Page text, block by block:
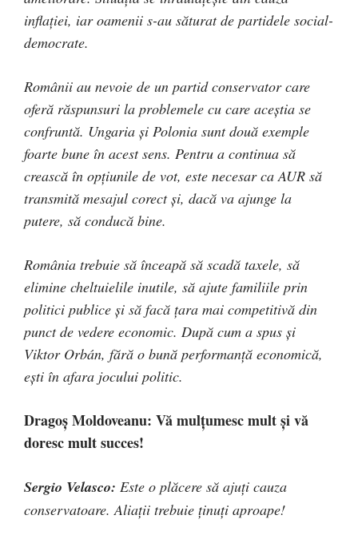
inflației, iar oamenii s-au săturat de partidele social-
democrate.
Românii au nevoie de un partid conservator care
oferă răspunsuri la problemele cu care aceștia se
confruntă. Ungaria și Polonia sunt două exemple
foarte bune în acest sens. Pentru a continua să
crească în opțiunile de vot, este necesar ca AUR să
transmită mesajul corect și, dacă va ajunge la
putere, să conducă bine.
România trebuie să înceapă să scadă taxele, să
elimine cheltuielile inutile, să ajute familiile prin
politici publice și să facă țara mai competitivă din
punct de vedere economic. După cum a spus și
Viktor Orbán, fără o bună performanță economică,
ești în afara jocului politic.
Dragoș Moldoveanu: Vă mulțumesc mult și vă
doresc mult succes!
Sergio Velasco: Este o plăcere să ajuți cauza
conservatoare. Aliații trebuie ținuți aproape!